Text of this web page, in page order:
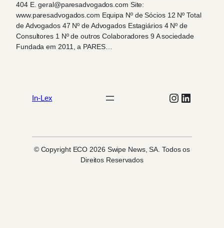
404 E. geral@paresadvogados.com Site:
www.paresadvogados.com Equipa Nº de Sócios 12 Nº Total
de Advogados 47 Nº de Advogados Estagiários 4 Nº de
Consultores 1 Nº de outros Colaboradores 9 A sociedade
Fundada em 2011, a PARES…
In-Lex Instagram
LinkedIn
© Copyright ECO 2026 Swipe News, SA. Todos os
Direitos Reservados